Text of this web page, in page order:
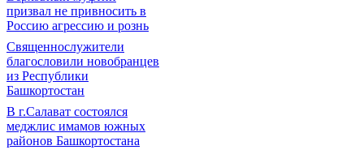
призвал не привносить в
Россию агрессию и рознь
Священнослужители
благословили новобранцев
из Республики
Башкортостан
В г.Салават состоялся
меджлис имамов южных
районов Башкортостана